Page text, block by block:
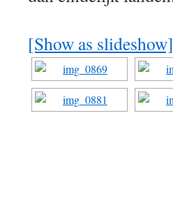
[Show as slideshow]